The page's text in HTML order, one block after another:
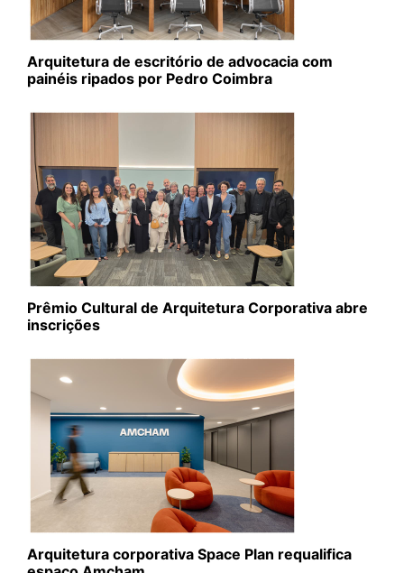
Arquitetura de escritório de advocacia com
painéis ripados por Pedro Coimbra
Prêmio Cultural de Arquitetura Corporativa abre
inscrições
Arquitetura corporativa Space Plan requalifica